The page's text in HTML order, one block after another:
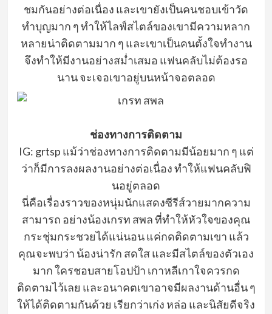
ชมกันอย่างต่อเนื่อง และเขายังเป็นคนชอบเข้าวัด
ทำบุญมาก ๆ ทำให้ไลฟ์สไตล์ของเขามีความหลาก
หลายน่าติดตามมาก ๆ และเขาเป็นคนตั้งใจทำงาน
จึงทำให้มีงานอย่างสม่ำเสมอ แฟนคลับไม่ต้องรอ
นาน จะเจอเขาอยู่บนหน้าจอตลอด
ช่องทางการติดตาม
IG: grtsp แม้ว่าช่องทางการติดตามมีน้อยมาก ๆ แต่
ว่าก็มีการลงผลงานอย่างต่อเนื่อง ทำให้แฟนคลับฟิ
นอยู่ตลอด
นี่คือเรื่องราวของหนุ่มนักแสดงซีรีส์วายมากความ
สามารถ อย่างน้องเกรท สพล ที่ทำให้หัวใจของคุณ
กระชุ่มกระชวยได้แน่นอน แค่กดติดตามเขา แล้ว
คุณจะพบว่า น้องน่ารัก สดใส และมีสไตล์ของตัวเอง
มาก ใครชอบสายโอปป้า เกาหลีเกาใจควรกด
ติดตามไว้เลย และอนาคตเขาอาจมีผลงานด้านอื่น ๆ
ให้ได้ติดตามกันด้วย เรียกว่าเก่ง หล่อ และนิสัยดีจริง